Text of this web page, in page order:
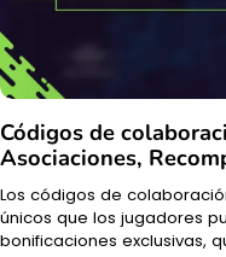
Códigos de
Asociaciones,
Los códigos de
únicos que los jugadores
bonificaciones exclusivas,